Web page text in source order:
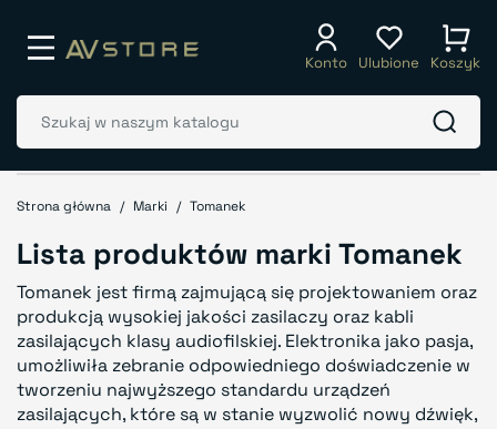
Konto Ulubione Koszyk
Strona główna Marki Tomanek
Lista produktów marki Tomanek
Tomanek jest firmą zajmującą się projektowaniem oraz
produkcją wysokiej jakości zasilaczy oraz kabli
zasilających klasy audiofilskiej. Elektronika jako pasja,
umożliwiła zebranie odpowiedniego doświadczenie w
tworzeniu najwyższego standardu urządzeń
zasilających, które są w stanie wyzwolić nowy dźwięk,